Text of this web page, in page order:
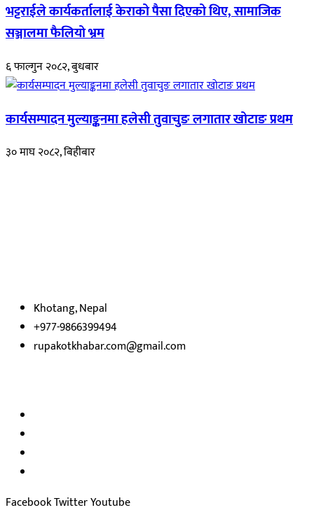
भट्टराईले कार्यकर्तालाई केराको पैसा दिएको थिए, सामाजिक
सञ्जालमा फैलियो भ्रम
६ फाल्गुन २०८२, बुधबार
कार्यसम्पादन मुल्याङ्कनमा हलेसी तुवाचुङ लगातार खोटाङ प्रथम
३० माघ २०८२, बिहीबार
Khotang, Nepal
+977-9866399494
rupakotkhabar.com@gmail.com
FacebookTwitterYoutube